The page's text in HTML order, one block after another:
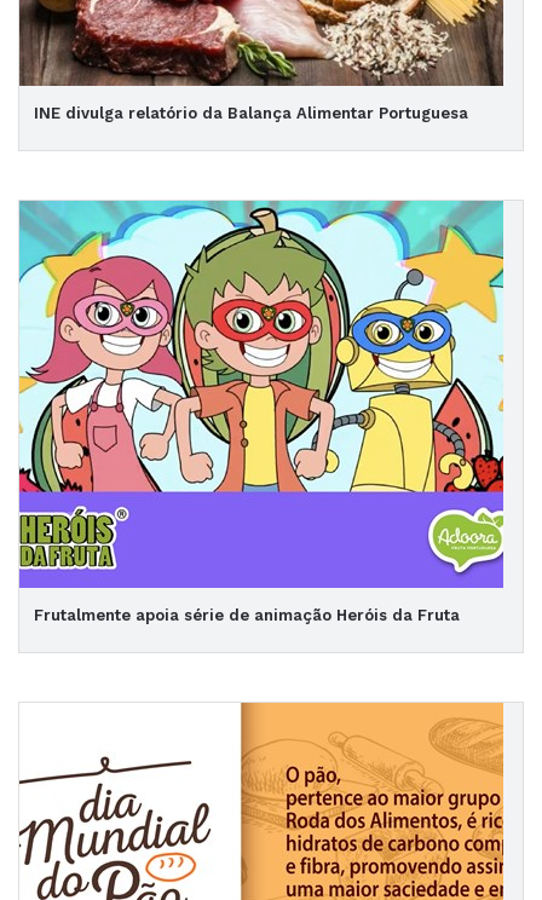
INE divulga relatório da Balança Alimentar Portuguesa
Frutalmente apoia série de animação Heróis da Fruta